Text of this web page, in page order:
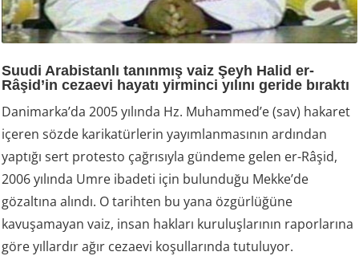
Suudi Arabistanlı tanınmış vaiz Şeyh Halid er-
Râşid’in cezaevi hayatı yirminci yılını geride bıraktı
Danimarka’da 2005 yılında Hz. Muhammed’e (sav) hakaret
içeren sözde karikatürlerin yayımlanmasının ardından
yaptığı sert protesto çağrısıyla gündeme gelen er-Râşid,
2006 yılında Umre ibadeti için bulunduğu Mekke’de
gözaltına alındı. O tarihten bu yana özgürlüğüne
kavuşamayan vaiz, insan hakları kuruluşlarının raporlarına
göre yıllardır ağır cezaevi koşullarında tutuluyor.